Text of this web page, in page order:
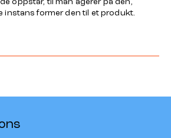
instans former den til et produkt.